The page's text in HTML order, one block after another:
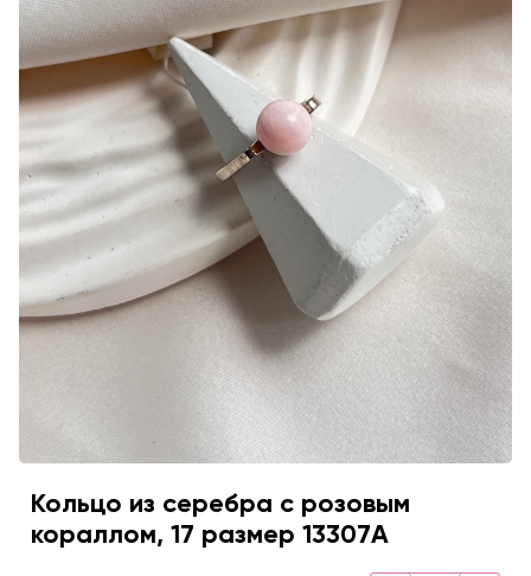
Кольцо из серебра с розовым
кораллом, 17 размер 13307A